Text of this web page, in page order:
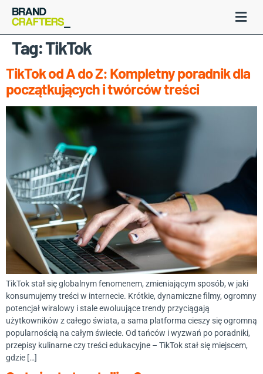
Tag:TikTok
TikTok od A do Z: Kompletny poradnik dla
początkujących i twórców treści
TikTok stał się globalnym fenomenem, zmieniającym sposób, w jaki
konsumujemy treści w internecie. Krótkie, dynamiczne filmy, ogromny
potencjał wiralowy i stale ewoluujące trendy przyciągają
użytkowników z całego świata, a sama platforma cieszy się ogromną
popularnością na całym świecie. Od tańców i wyzwań po poradniki,
przepisy kulinarne czy treści edukacyjne – TikTok stał się miejscem,
gdzie […]